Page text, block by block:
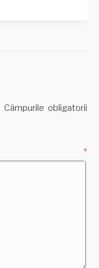
Câmpurile obligatorii
*